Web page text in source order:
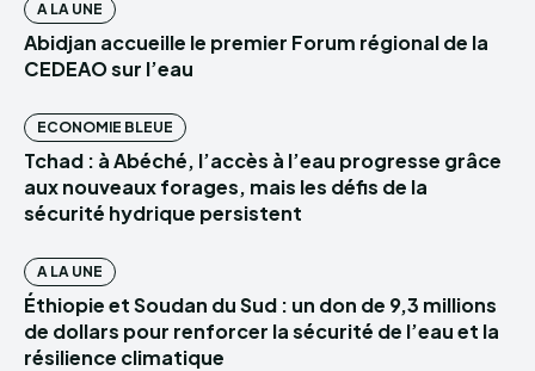
A LA UNE
Abidjan accueille le premier Forum régional de la
CEDEAO sur l’eau
ECONOMIE BLEUE
Tchad : à Abéché, l’accès à l’eau progresse grâce
aux nouveaux forages, mais les défis de la
sécurité hydrique persistent
A LA UNE
Éthiopie et Soudan du Sud : un don de 9,3 millions
de dollars pour renforcer la sécurité de l’eau et la
résilience climatique